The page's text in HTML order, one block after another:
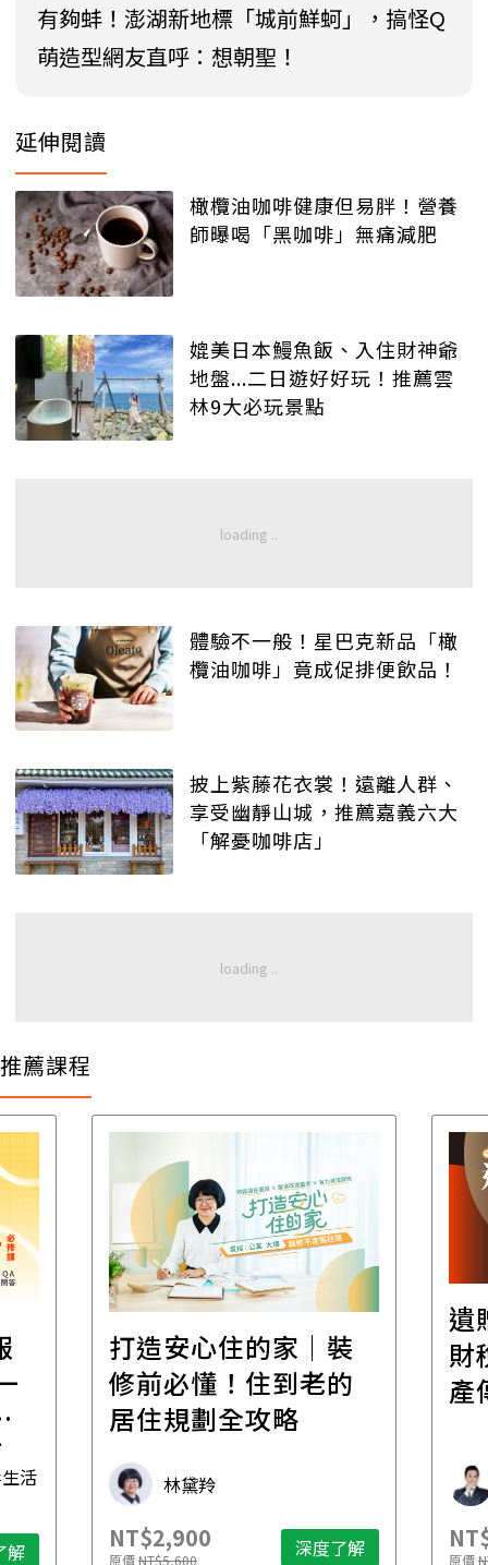
有夠蚌！澎湖新地標「城前鮮蚵」，搞怪Q
萌造型網友直呼：想朝聖！
延伸閱讀
橄欖油咖啡健康但易胖！營養
師曝喝「黑咖啡」無痛減肥
媲美日本鰻魚飯、入住財神爺
地盤...二日遊好好玩！推薦雲
林9大必玩景點
體驗不一般！星巴克新品「橄
欖油咖啡」竟成促排便飲品！
披上紫藤花衣裳！遠離人群、
享受幽靜山城，推薦嘉義六大
「解憂咖啡店」
推薦課程
活
解
打造安心住的家｜裝
修前必懂！住到老的
居住規劃全攻略
林黛羚
NT$2,900
原價NT$5,600 深度了解
遺
財
產
原價